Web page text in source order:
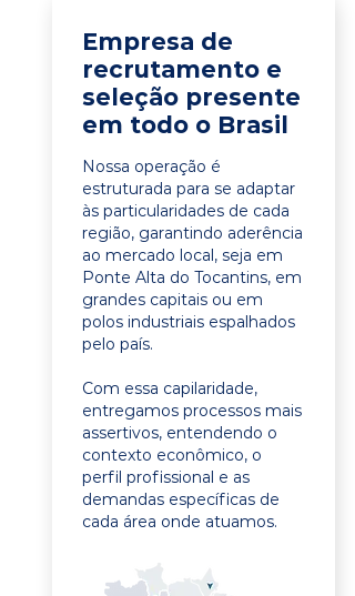
Empresa de
recrutamento e
seleção presente
em todo o Brasil
Nossa operação é
estruturada para se adaptar
às particularidades de cada
região, garantindo aderência
ao mercado local, seja em
Ponte Alta do Tocantins, em
grandes capitais ou em
polos industriais espalhados
pelo país.
Com essa capilaridade,
entregamos processos mais
assertivos, entendendo o
contexto econômico, o
perfil profissional e as
demandas específicas de
cada área onde atuamos.